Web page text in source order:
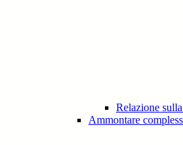
Relazione
Ammontare